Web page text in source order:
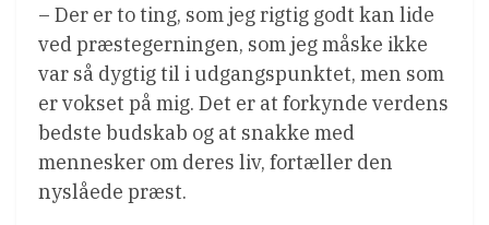
– Der er to ting, som jeg rigtig godt kan lide
ved præstegerningen, som jeg måske ikke
var så dygtig til i udgangspunktet, men som
er vokset på mig. Det er at forkynde verdens
bedste budskab og at snakke med
mennesker om deres liv, fortæller den
nyslåede præst.